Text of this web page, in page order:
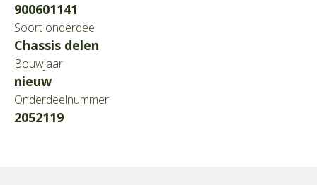
900601141
Soort onderdeel
Chassis delen
Bouwjaar
nieuw
Onderdeelnummer
2052119